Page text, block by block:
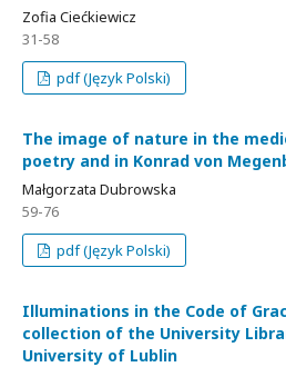
Zofia Ciećkiewicz
31-58
pdf (Język Polski)
The image of nature in the
poetry and in Konrad von
Małgorzata Dubrowska
59-76
pdf (Język Polski)
Illuminations in the Code of
collection of the University
University of Lublin